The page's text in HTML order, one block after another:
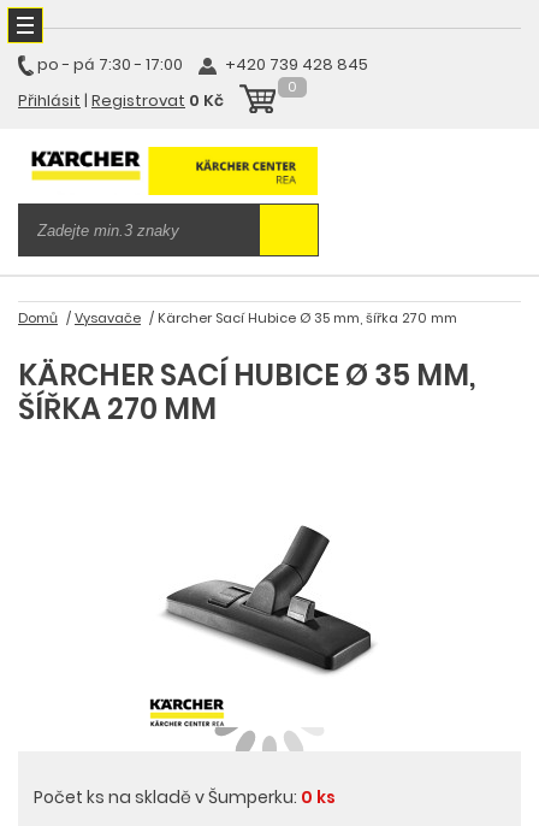
po - pá 7:30 - 17:00
+420 739 428 845
Přihlásit | Registrovat 0 Kč
0
Domů Vysavače Kärcher Sací Hubice Ø 35 mm, šířka 270 mm
KÄRCHER SACÍ HUBICE Ø 35 MM,
ŠÍŘKA 270 MM
Počet ks na skladě v Šumperku: 0 ks